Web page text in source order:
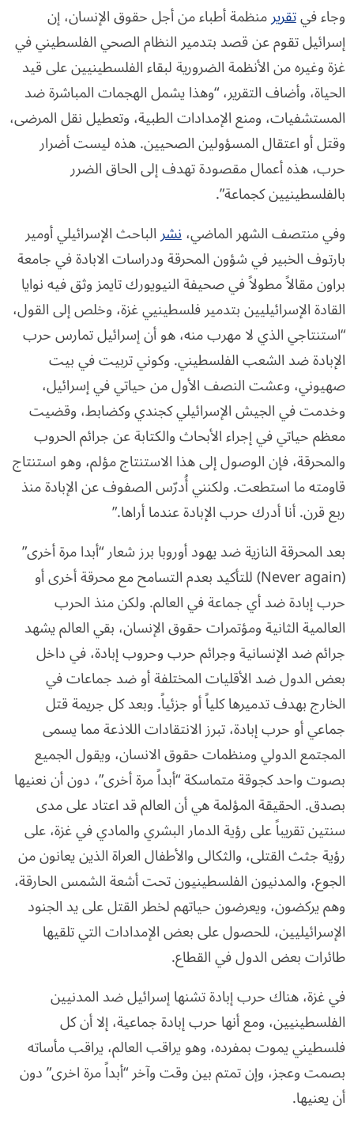
وجاء فيتقريرمنظمة أطباء من أجل حقوق الإنسان، إن
إسرائيل تقوم عن قصد بتدمير النظام الصحي الفلسطيني في
غزة وغيره من الأنظمة الضرورية لبقاء الفلسطينيين على قيد
الحياة، وأضاف التقرير، “وهذا يشمل الهجمات المباشرة ضد
المستشفيات، ومنع الإمدادات الطبية، وتعطيل نقل المرضى،
وقتل أو اعتقال المسؤولين الصحيين. هذه ليست أضرار
حرب، هذه أعمال مقصودة تهدف إلى الحاق الضرر
بالفلسطينيين كجماعة”.
وفي منتصف الشهر الماضي،نشرالباحث الإسرائيلي أومير
بارتوف الخبير في شؤون المحرقة ودراسات الابادة في جامعة
براون مقالاً مطولاً في صحيفة النيويورك تايمز وثق فيه نوايا
القادة الإسرائيليين بتدمير فلسطينيي غزة، وخلص إلى القول،
“استنتاجي الذي لا مهرب منه، هو أن إسرائيل تمارس حرب
الإبادة ضد الشعب الفلسطيني. وكوني تربيت في بيت
صهيوني، وعشت النصف الأول من حياتي في إسرائيل،
وخدمت في الجيش الإسرائيلي كجندي وكضابط، وقضيت
معظم حياتي في إجراء الأبحاث والكتابة عن جرائم الحروب
والمحرقة، فإن الوصول إلى هذا الاستنتاج مؤلم، وهو استنتاج
قاومته ما استطعت. ولكنني أُدرّس الصفوف عن الإبادة منذ
ربع قرن. أنا أدرك حرب الإبادة عندما أراها.”
بعد المحرقة النازية ضد يهود أوروبا برز شعار “أبدا مرة أخرى”
(Never again) للتأكيد بعدم التسامح مع محرقة أخرى أو
حرب إبادة ضد أي جماعة في العالم. ولكن منذ الحرب
العالمية الثانية ومؤتمرات حقوق الإنسان، بقي العالم يشهد
جرائم ضد الإنسانية وجرائم حرب وحروب إبادة، في داخل
بعض الدول ضد الأقليات المختلفة أو ضد جماعات في
الخارج بهدف تدميرها كلياً أو جزئياً. وبعد كل جريمة قتل
جماعي أو حرب إبادة، تبرز الانتقادات اللاذعة مما يسمى
المجتمع الدولي ومنظمات حقوق الانسان، ويقول الجميع
بصوت واحد كجوقة متماسكة “أبداً مرة أخرى”، دون أن نعنيها
بصدق. الحقيقة المؤلمة هي أن العالم قد اعتاد على مدى
سنتين تقريباً على رؤية الدمار البشري والمادي في غزة، على
رؤية جثث القتلى، والثكالى والأطفال العراة الذين يعانون من
الجوع، والمدنيون الفلسطينيون تحت أشعة الشمس الحارقة،
وهم يركضون، ويعرضون حياتهم لخطر القتل على يد الجنود
الإسرائيليين، للحصول على بعض الإمدادات التي تلقيها
طائرات بعض الدول في القطاع.
في غزة، هناك حرب إبادة تشنها إسرائيل ضد المدنيين
الفلسطينيين، ومع أنها حرب إبادة جماعية، إلا أن كل
فلسطيني يموت بمفرده، وهو يراقب العالم، يراقب مأساته
بصمت وعجز، وإن تمتم بين وقت وآخر “أبداً مرة اخرى” دون
أن يعنيها.